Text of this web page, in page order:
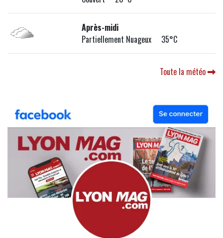
Après-midi
Partiellement Nuageux 35°C
Toute la météo